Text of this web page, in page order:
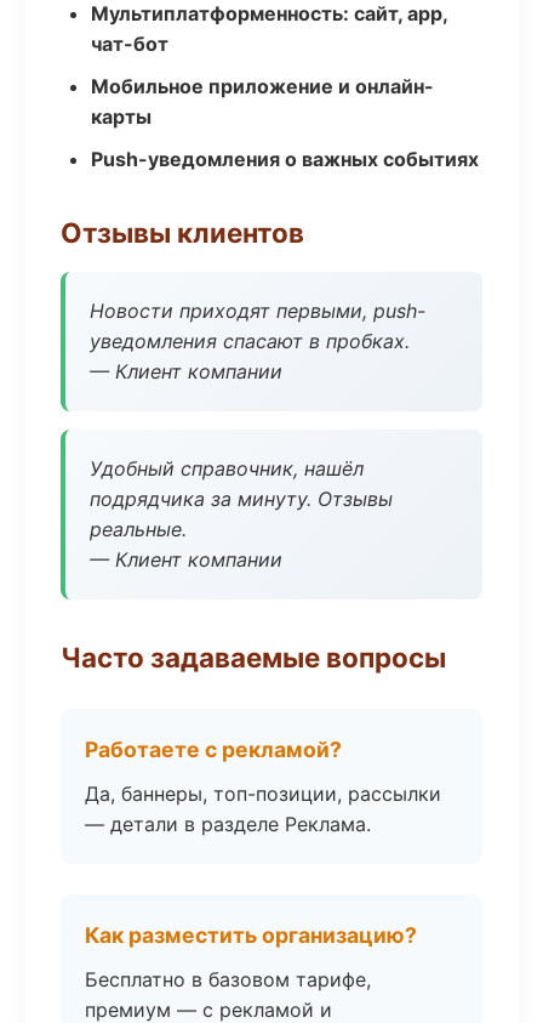
Мультиплатформенность: сайт, app,
чат-бот
Мобильное приложение и онлайн-
карты
Push-уведомления о важных событиях
Отзывы клиентов
Новости приходят первыми, push-
уведомления спасают в пробках.
— Клиент компании
Удобный справочник, нашёл
подрядчика за минуту. Отзывы
реальные.
— Клиент компании
Часто задаваемые вопросы
Работаете с рекламой?
Да, баннеры, топ-позиции, рассылки
— детали в разделе Реклама.
Как разместить организацию?
Бесплатно в базовом тарифе,
премиум — с рекламой и